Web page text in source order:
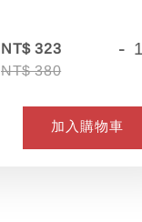
NT$ 323
NT$ 380
-
加入購物車